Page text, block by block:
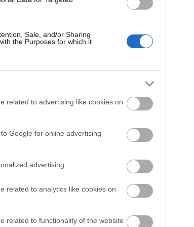
Sale, and/or Sharing
the Purposes for which it
related to advertising like cookies on
Google for online advertising
advertising.
related to analytics like cookies on
related to functionality of the website
στη μαμά τους
εβδομάδα